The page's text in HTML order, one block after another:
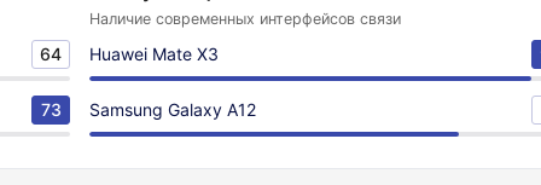
64
73
Наличие современных интерфейсов связи
Huawei Mate X3
Samsung Galaxy A12